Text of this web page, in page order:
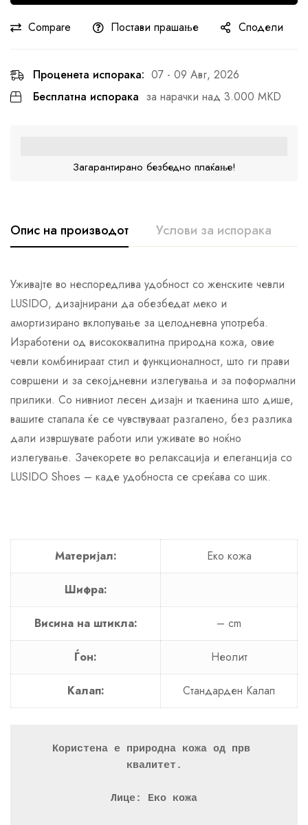
Compare Постави прашање Сподели
Проценета испорака: 07 - 09 Авг, 2026
Бесплатна испорака за нарачки над 3.000 MKD
Загарантирано безбедно плаќање!
Опис на производот Услови за испорака
Уживајте во неспоредлива удобност со женските чевли
LUSIDO, дизајнирани да обезбедат меко и
амортизирано вклопување за целодневна употреба.
Изработени од висококвалитна природна кожа, овие
чевли комбинираат стил и функционалност, што ги прави
совршени и за секојдневни излегувања и за поформални
прилики. Со нивниот лесен дизајн и ткаенина што дише,
вашите стапала ќе се чувствуваат разгалено, без разлика
дали извршувате работи или уживате во ноќно
излегување. Зачекорете во релаксација и елеганција со
LUSIDO Shoes – каде удобноста се среќава со шик.
Материјал: Еко кожа
Шифра:
Висина на штикла: – cm
Ѓон: Неолит
Калап: Стандарден Калап
Користена е природна кожа од прв
квалитет.
Лице: Еко кожа